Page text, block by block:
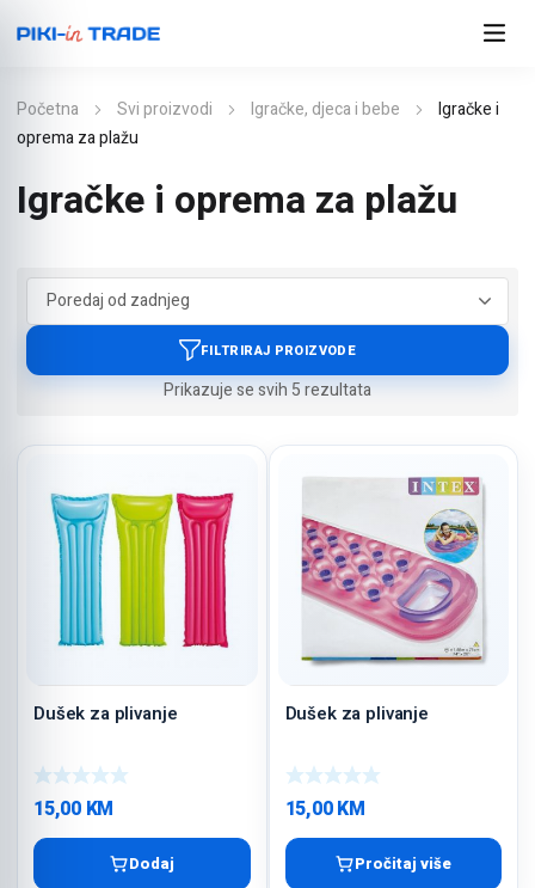
Početna Svi proizvodi Igračke, djeca i bebe
Igračke i
oprema za plažu
Igračke i oprema za plažu
Prikazuje se svih 5 rezultataPoredano
najnovijem
Dušek za plivanje
15,00 KM
Dodaj
Dušek za plivanje
15,00KM
Pročitaj više